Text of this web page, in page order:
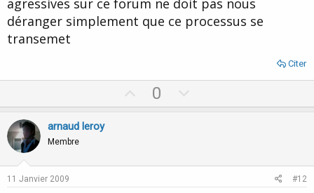
agressives sur ce forum ne doit pas nous
déranger simplement que ce processus se
transemet
Citer
p
0
o
arnaud leroy
Membre
11 Janvier 2009 #12